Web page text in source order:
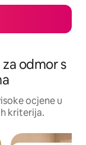
odmor s
ocjene u
kriterija.